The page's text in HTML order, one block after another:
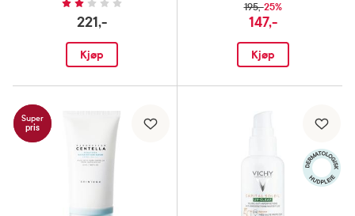
221,-
Kjøp
195,-25%
147,-
Kjøp
Super
pris